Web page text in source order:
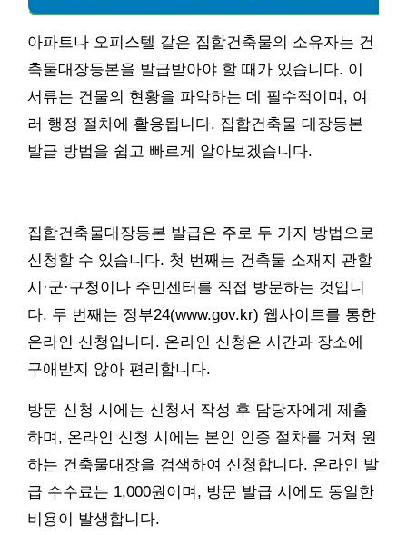
아파트나 오피스텔 같은 집합건축물의 소유자는 건
축물대장등본을 발급받아야 할 때가 있습니다. 이
서류는 건물의 현황을 파악하는 데 필수적이며, 여
러 행정 절차에 활용됩니다. 집합건축물 대장등본
발급 방법을 쉽고 빠르게 알아보겠습니다.
집합건축물대장등본 발급은 주로 두 가지 방법으로
신청할 수 있습니다. 첫 번째는 건축물 소재지 관할
시·군·구청이나 주민센터를 직접 방문하는 것입니
다. 두 번째는 정부24(www.gov.kr) 웹사이트를 통한
온라인 신청입니다. 온라인 신청은 시간과 장소에
구애받지 않아 편리합니다.
방문 신청 시에는 신청서 작성 후 담당자에게 제출
하며, 온라인 신청 시에는 본인 인증 절차를 거쳐 원
하는 건축물대장을 검색하여 신청합니다. 온라인 발
급 수수료는 1,000원이며, 방문 발급 시에도 동일한
비용이 발생합니다.